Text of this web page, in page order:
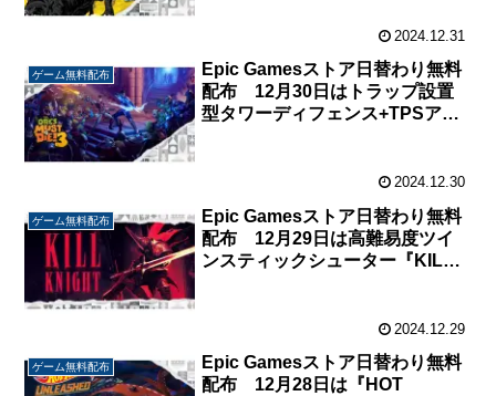
2024.12.31
ゲーム無料配布
Epic Gamesストア日替わり無料
配布 12月30日はトラップ設置
型タワーディフェンス+TPSアク
2024.12.30
ゲーム無料配布
Epic Gamesストア日替わり無料
配布 12月29日は高難易度ツイ
ンスティックシューター『KILL
2024.12.29
ゲーム無料配布
Epic Gamesストア日替わり無料
配布 12月28日は『HOT